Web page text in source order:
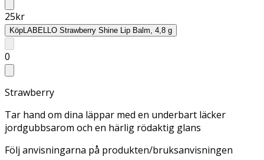
25kr
KöpLABELLO Strawberry Shine Lip Balm, 4,8 g
0
Strawberry
Tar hand om dina läppar med en underbart läcker
jordgubbsarom och en härlig rödaktig glans
Följ anvisningarna på produkten/bruksanvisningen